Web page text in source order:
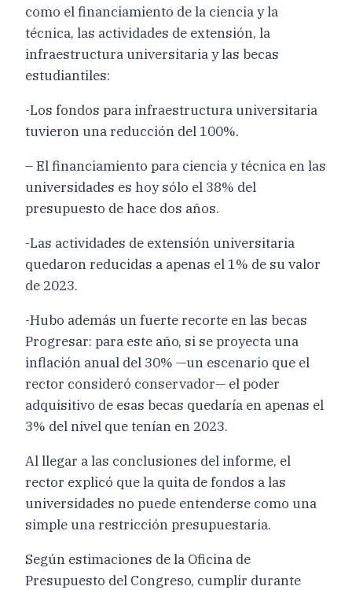
como el financiamiento de la ciencia y la
técnica, las actividades de extensión, la
infraestructura universitaria y las becas
estudiantiles:
-Los fondos para infraestructura universitaria
tuvieron una reducción del 100%.
– El financiamiento para ciencia y técnica en las
universidades es hoy sólo el 38% del
presupuesto de hace dos años.
-Las actividades de extensión universitaria
quedaron reducidas a apenas el 1% de su valor
de 2023.
-Hubo además un fuerte recorte en las becas
Progresar: para este año, si se proyecta una
inflación anual del 30% —un escenario que el
rector consideró conservador— el poder
adquisitivo de esas becas quedaría en apenas el
3% del nivel que tenían en 2023.
Al llegar a las conclusiones del informe, el
rector explicó que la quita de fondos a las
universidades no puede entenderse como una
simple una restricción presupuestaria.
Según estimaciones de la Oficina de
Presupuesto del Congreso, cumplir durante